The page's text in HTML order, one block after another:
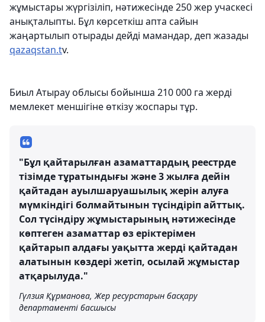
жұмыстары жүргізіліп, нәтижесінде 250 жер учаскесі
анықталыпты. Бұл көрсеткіш апта сайын
жаңартылып отырады дейді мамандар, деп жазады
qazaqstan.tv.
Биыл Атырау облысы бойынша 210 000 га жерді
мемлекет меншігіне өткізу жоспары тұр.
"Бұл қайтарылған азаматтардың реестрде
тізімде тұратындығы және 3 жылға дейін
қайтадан ауылшаруашылық жерін алуға
мүмкіндігі болмайтынын түсіндіріп айттық.
Сол түсіндіру жұмыстарының нәтижесінде
көптеген азаматтар өз еріктерімен
қайтарып алдағы уақытта жерді қайтадан
алатынын көздері жетіп, осылай жұмыстар
атқарылуда."
Гүлзия Құрманова, Жер ресурстарын басқару
департаменті басшысы